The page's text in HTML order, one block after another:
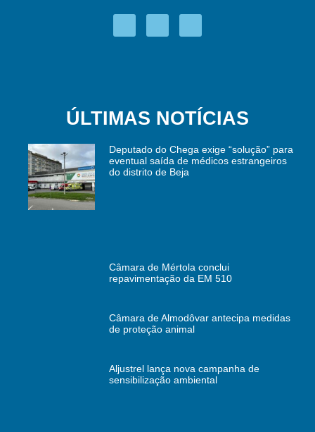
ÚLTIMAS NOTÍCIAS
Deputado do Chega exige “solução” para
eventual saída de médicos estrangeiros
do distrito de Beja
Câmara de Mértola conclui
repavimentação da EM 510
Câmara de Almodôvar antecipa medidas
de proteção animal
Aljustrel lança nova campanha de
sensibilização ambiental